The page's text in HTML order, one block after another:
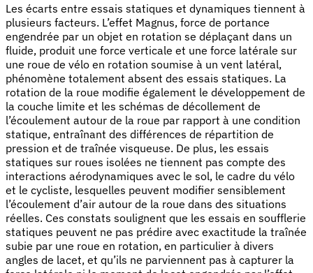
Les écarts entre essais statiques et dynamiques tiennent à
plusieurs facteurs. L’effet Magnus, force de portance
engendrée par un objet en rotation se déplaçant dans un
fluide, produit une force verticale et une force latérale sur
une roue de vélo en rotation soumise à un vent latéral,
phénomène totalement absent des essais statiques. La
rotation de la roue modifie également le développement de
la couche limite et les schémas de décollement de
l’écoulement autour de la roue par rapport à une condition
statique, entraînant des différences de répartition de
pression et de traînée visqueuse. De plus, les essais
statiques sur roues isolées ne tiennent pas compte des
interactions aérodynamiques avec le sol, le cadre du vélo
et le cycliste, lesquelles peuvent modifier sensiblement
l’écoulement d’air autour de la roue dans des situations
réelles. Ces constats soulignent que les essais en soufflerie
statiques peuvent ne pas prédire avec exactitude la traînée
subie par une roue en rotation, en particulier à divers
angles de lacet, et qu’ils ne parviennent pas à capturer la